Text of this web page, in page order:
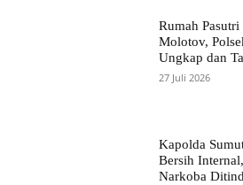
Rumah
Molotov,
Ungkap dan
27 Juli 2026
Kapolda
Bersih
Narkoba